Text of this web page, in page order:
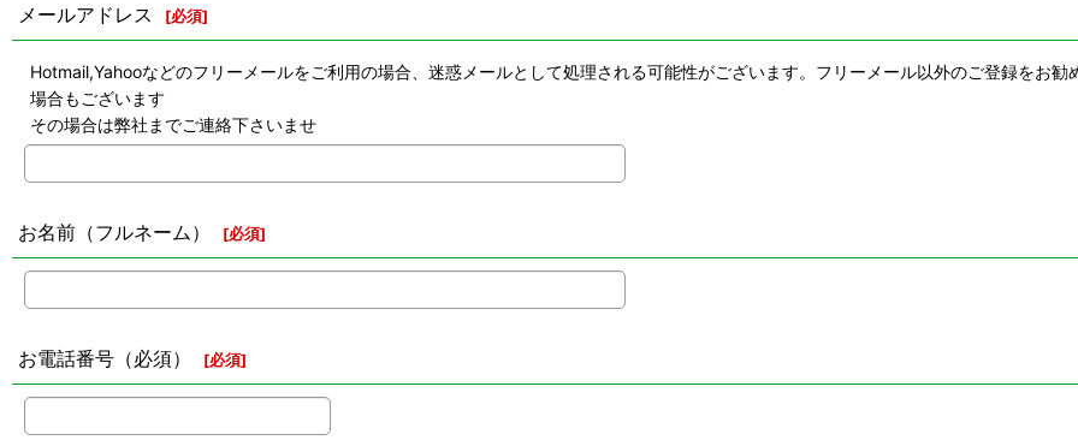
メールアドレス [必須]
Hotmail,Yahooなどのフリーメールをご利用の場合、迷惑メールとして処理される可能性がございます。フリーメール以外のご登録をお
場合もございます
その場合は弊社までご連絡下さいませ
お名前（フルネーム） [必須]
お電話番号（必須） [必須]